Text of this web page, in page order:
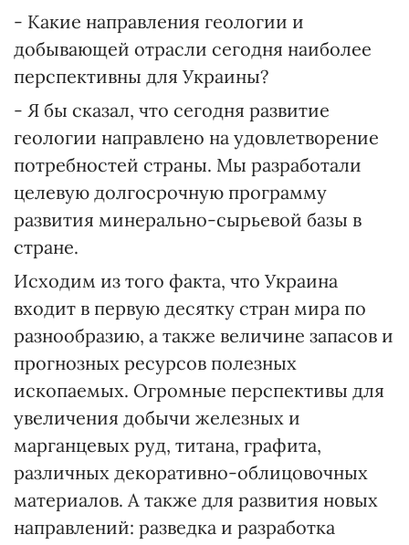
- Какие направления геологии и
добывающей отрасли сегодня наиболее
перспективны для Украины?
- Я бы сказал, что сегодня развитие
геологии направлено на удовлетворение
потребностей страны. Мы разработали
целевую долгосрочную программу
развития минерально-сырьевой базы в
стране.
Исходим из того факта, что Украина
входит в первую десятку стран мира по
разнообразию, а также величине запасов и
прогнозных ресурсов полезных
ископаемых. Огромные перспективы для
увеличения добычи железных и
марганцевых руд, титана, графита,
различных декоративно-облицовочных
материалов. А также для развития новых
направлений: разведка и разработка